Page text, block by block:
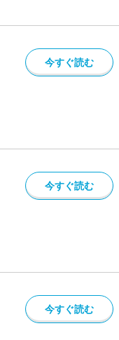
今すぐ読む
今すぐ読む
今すぐ読む